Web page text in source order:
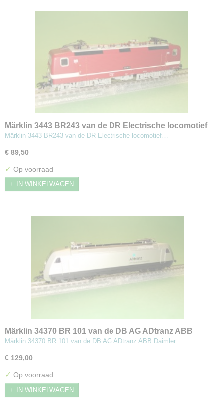
Märklin 3443 BR243 van de DR Electrische locomotief
Märklin 3443 BR243 van de DR Electrische locomotief…
€ 89,50
✓ Op voorraad
IN WINKELWAGEN
Märklin 34370 BR 101 van de DB AG ADtranz ABB
Daimler Benz Transportation
Märklin 34370 BR 101 van de DB AG ADtranz ABB Daimler…
€ 129,00
✓ Op voorraad
IN WINKELWAGEN